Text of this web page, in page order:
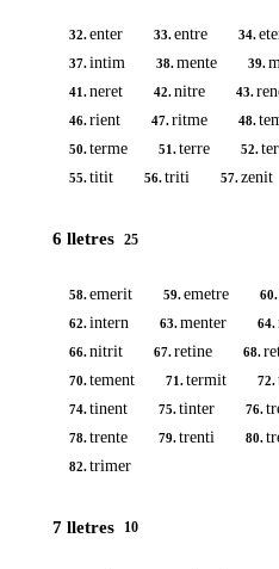
32.enter 33.entre 34.
37.intim 38.mente 39.
41.neret 42.nitre 43.
46.rient 47.ritme 48.
50.terme 51.terre 52.
55.titit 56.triti 57.zenit
6 lletres 25
58.emerit 59.emetre 60.
62.intern 63.menter 64.
66.nitrit 67.retine 68.
70.tement 71.termit 72.
74.tinent 75.tinter 76.
78.trente 79.trenti 80.
82.trimer
7 lletres 10